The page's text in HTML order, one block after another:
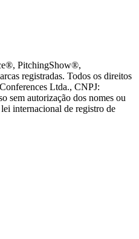
PitchingShow®,
registradas. Todos os direitos
Ltda., CNPJ:
sem autorização dos nomes ou
internacional de registro de